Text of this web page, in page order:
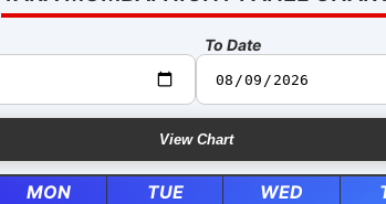
To Date
View Chart
MON TUE WED